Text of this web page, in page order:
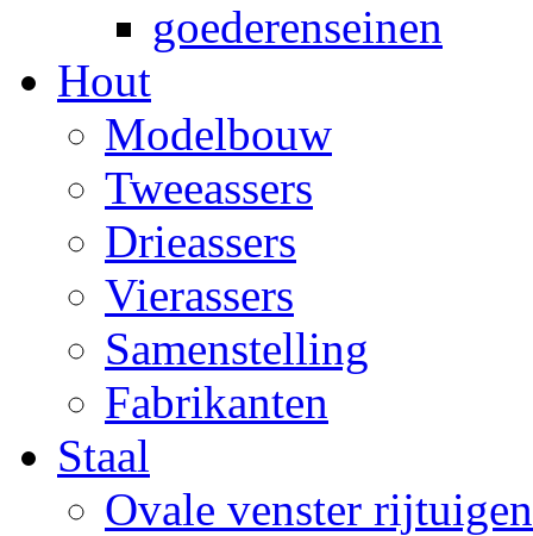
goederenseinen
Hout
Modelbouw
Tweeassers
Drieassers
Vierassers
Samenstelling
Fabrikanten
Staal
Ovale venster rijtuigen